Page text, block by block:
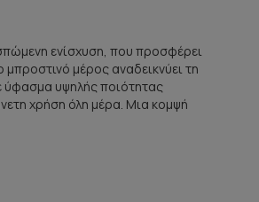
ενίσχυση, που προσφέρει
μέρος αναδεικνύει τη
ύφασμα υψηλής ποιότητας
χρήση όλη μέρα. Μια κομψή